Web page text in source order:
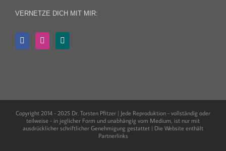
VERNETZE DICH MIT MIR:
Copyright 2014 - 2025 Dr. Torsten Pfitzer | Jede Reproduktion - vollständig oder
teilweise - in jeglicher Form und unabhängig vom Medium, ist nur mit
ausdrücklicher schriftlicher Genehmigung gestattet | Die Website enthält
Partnerlinks